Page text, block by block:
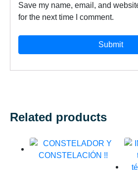
Save my name, email, and
for the next time I comment.
Related products